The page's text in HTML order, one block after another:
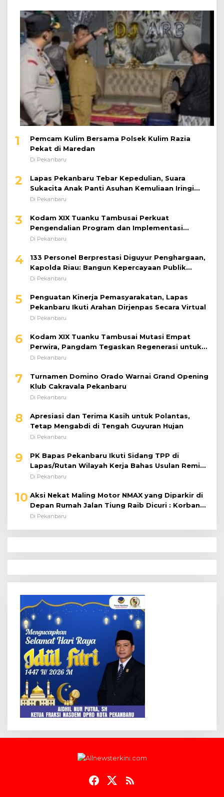
1
Pemcam Kulim Bersama Polsek Kulim Razia
Pekat di Maredan
Di Pekanbaru
2
Lapas Pekanbaru Tebar Kepedulian, Suara
Sukacita Anak Panti Asuhan Kemuliaan Iringi
Bantuan Sosial
Di Pekanbaru
3
Kodam XIX Tuanku Tambusai Perkuat
Pengendalian Program dan Implementasi
Doktrin TNI AD
Di Pekanbaru
4
133 Personel Berprestasi Diguyur Penghargaan,
Kapolda Riau: Bangun Kepercayaan Publik
dengan Karya Nyata
Di Pekanbaru
5
Penguatan Kinerja Pemasyarakatan, Lapas
Pekanbaru Ikuti Arahan Dirjenpas Secara Virtual
Di Pekanbaru
6
Kodam XIX Tuanku Tambusai Mutasi Empat
Perwira, Pangdam Tegaskan Regenerasi untuk
Perkuat Kinerja Satuan
Di Pekanbaru
7
Turnamen Domino Orado Warnai Grand Opening
Klub Cakravala Pekanbaru
Di Pekanbaru
8
Apresiasi dan Terima Kasih untuk Polantas,
Tetap Mengabdi di Tengah Guyuran Hujan
Di Pekanbaru
9
PK Bapas Pekanbaru Ikuti Sidang TPP di
Lapas/Rutan Wilayah Kerja Bahas Usulan Remisi
Umum Jelang Hari Kemerdekaan
Di Pekanbaru
10 Aksi Nekat Maling Motor NMAX yang Diparkir di
Depan Rumah Jalan Tiung Raib Dicuri : Korban
Minta Pelaku Ditangkap Pihak Kepolisian
Di Pekanbaru